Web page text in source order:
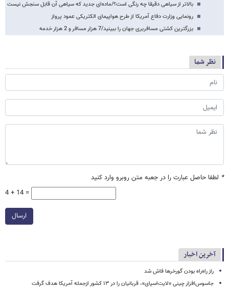
بالاتر از سیاهی دقیقا چه رنگی است؟/ماده‌ای جدید که سیاهی آن قابل سنجش نیست
رونمایی وزارت دفاع آمریکا از طرح هواپیمای الکتریکی عمود پرواز
بزرگترین کشتی مسافربری جهان را ببینید/7 هزار مسافر و 2 هزار خدمه
نظر شما
* لطفا حاصل عبارت را در جعبه متن روبرو وارد کنید
4 + 14 =
ارسال
آخرین اخبار
راز راه‌راه بودن گورخرها فاش شد
جاسوس‌افزار چینی «لایت‌اسپای»، قربانیان را در ۱۳ کشور ازجمله آمریکا هدف گرفت